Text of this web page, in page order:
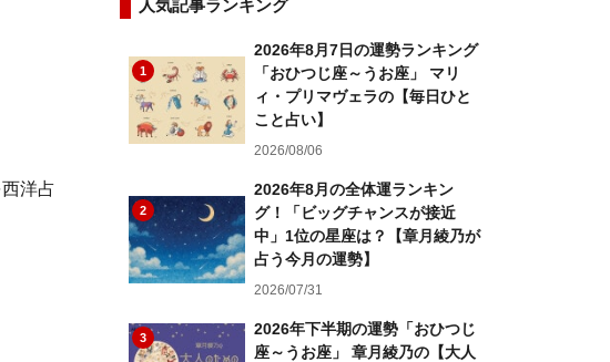
洋占
人気記事ランキング
1
2026年8月7日の運勢ランキング
「おひつじ座～うお座」 マリ
ィ・プリマヴェラの【毎日ひと
こと占い】
2026/08/06
2
2026年8月の全体運ランキン
グ！「ビッグチャンスが接近
中」1位の星座は？【章月綾乃が
占う今月の運勢】
2026/07/31
3
2026年下半期の運勢「おひつじ
座～うお座」 章月綾乃の【大人